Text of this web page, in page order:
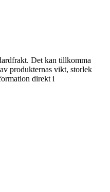
Det kan tillkomma
produkternas vikt, storlek
direkt i